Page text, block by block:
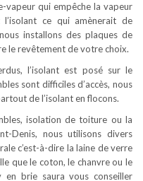
vapeur qui empêche la vapeur
ce qui amènerait de
installons des plaques de
le revêtement de votre choix.
l’isolant est posé sur le
sont difficiles d’accès, nous
de l’isolant en flocons.
isolation de toiture ou la
Denis, nous utilisons divers
c’est-à-dire la laine de verre
que le coton, le chanvre ou le
brie saura vous conseiller